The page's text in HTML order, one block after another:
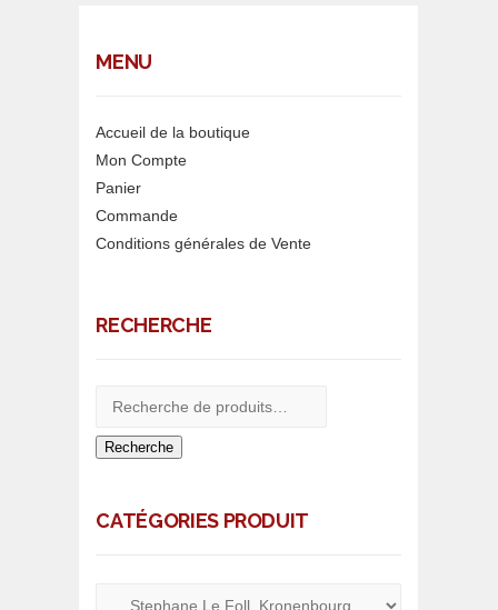
MENU
Accueil de la boutique
Mon Compte
Panier
Commande
Conditions générales de Vente
RECHERCHE
Recherche
CATÉGORIES PRODUIT